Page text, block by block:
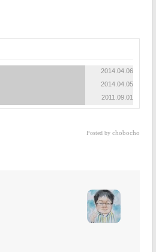
2014.04.06
2014.04.05
2011.09.01
Posted by chobocho